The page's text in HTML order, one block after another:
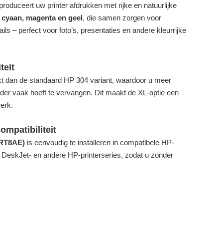
uw printer afdrukken met rijke en natuurlijke
cyaan, magenta en geel, die samen zorgen voor
– perfect voor foto’s, presentaties en andere kleurrijke
dan de standaard HP 304 variant, waardoor u meer
vaak hoeft te vervangen. Dit maakt de XL-optie een
is eenvoudig te installeren in compatibele HP-
en andere HP-printerseries, zodat u zonder